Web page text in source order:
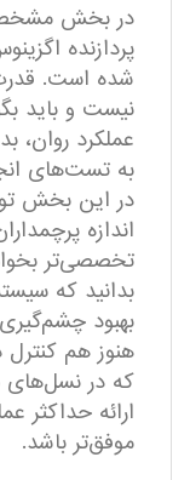
در بخش
شده است.
نیست و باید
عملکرد روان،
به تست‌های
در این بخش
اندازه
تخصصی‌تر
بدانید که
بهبود
هنوز هم کنترل
که در نسل‌های
ارائه حداکثر
موفق‌تر باشد.